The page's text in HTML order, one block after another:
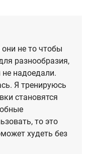
не то чтобы
разнообразия,
надоедали.
Я тренируюсь
становятся
то это
худеть без